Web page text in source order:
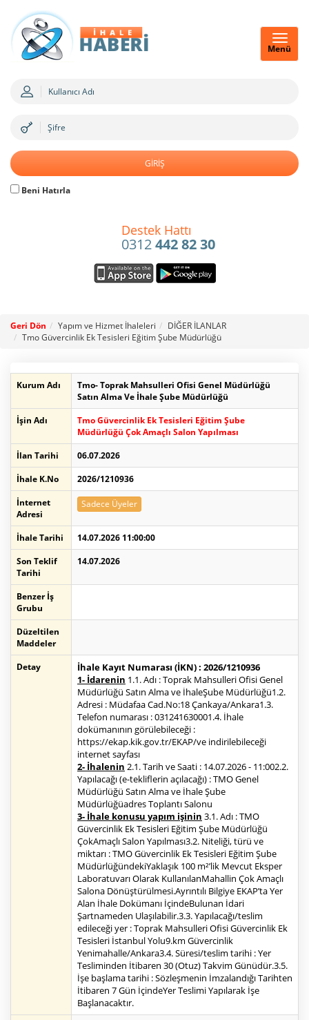
Menü
Beni Hatırla
Destek Hattı
0312442 82 30
Geri Dön Yapım ve Hizmet İhaleleri
DİĞER İLANLAR
Tmo Güvercinlik Ek Tesisleri Eğitim Şube Müdürlüğü
Kurum Adı
Tmo- Toprak Mahsulleri Ofisi Genel Müdürlüğü
Satın Alma Ve İhale Şube Müdürlüğü
İşin Adı
Tmo Güvercinlik Ek Tesisleri Eğitim Şube
Müdürlüğü Çok Amaçlı Salon Yapılması
İlan Tarihi
06.07.2026
İhale K.No
2026/1210936
İnternet
Adresi
Sadece Üyeler
İhale Tarihi
14.07.2026 11:00:00
Son Teklif
Tarihi
14.07.2026
Benzer İş
Grubu
Düzeltilen
Maddeler
Detay
İhale Kayıt Numarası (İKN) : 2026/1210936
1- İdarenin 1.1. Adı : Toprak Mahsulleri Ofisi Genel
Müdürlüğü Satın Alma ve İhaleŞube Müdürlüğü1.2.
Adresi : Müdafaa Cad.No:18 Çankaya/Ankara1.3.
Telefon numarası : 031241630001.4. İhale
dokümanının görülebileceği :
https://ekap.kik.gov.tr/EKAP/ve indirilebileceği
internet sayfası
2- İhalenin 2.1. Tarih ve Saati : 14.07.2026 - 11:002.2.
Yapılacağı (e-tekliflerin açılacağı) : TMO Genel
Müdürlüğü Satın Alma ve İhale Şube
Müdürlüğüadres Toplantı Salonu
3- İhale konusu yapım işinin 3.1. Adı : TMO
Güvercinlik Ek Tesisleri Eğitim Şube Müdürlüğü
ÇokAmaçlı Salon Yapılması3.2. Niteliği, türü ve
miktarı : TMO Güvercinlik Ek Tesisleri Eğitim Şube
MüdürlüğündekiYaklaşık 100 m²’lik Mevcut Eksper
Laboratuvarı Olarak KullanılanMahallin Çok Amaçlı
Salona Dönüştürülmesi.Ayrıntılı Bilgiye EKAP’ta Yer
Alan İhale Dokümanı İçindeBulunan İdari
Şartnameden Ulaşılabilir.3.3. Yapılacağı/teslim
edileceği yer : Toprak Mahsulleri Ofisi Güvercinlik Ek
Tesisleri İstanbul Yolu9.km Güvercinlik
Yenimahalle/Ankara3.4. Süresi/teslim tarihi : Yer
Tesliminden İtibaren 30 (Otuz) Takvim Günüdür.3.5.
İşe başlama tarihi : Sözleşmenin İmzalandığı Tarihten
İtibaren 7 Gün İçindeYer Teslimi Yapılarak İşe
Başlanacaktır.